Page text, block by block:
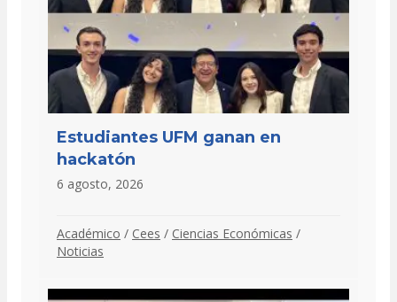
Estudiantes UFM ganan en
hackatón
6 agosto, 2026
Académico / Cees / Ciencias Económicas /
Noticias